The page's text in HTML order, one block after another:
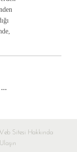
...
Sitesi Hakkında